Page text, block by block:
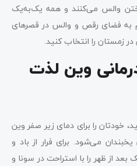
والس می‌کنند و همه یک‌به‌یک
به فضای رقص و والس در قصر‌های
زمستان را انتخاب کنید.
وین لذت
خودتان را برای دمای زیر صفر وین
می‌شود. برای فرار از باد و
بعد از ظهر را با استراحت در سونا و